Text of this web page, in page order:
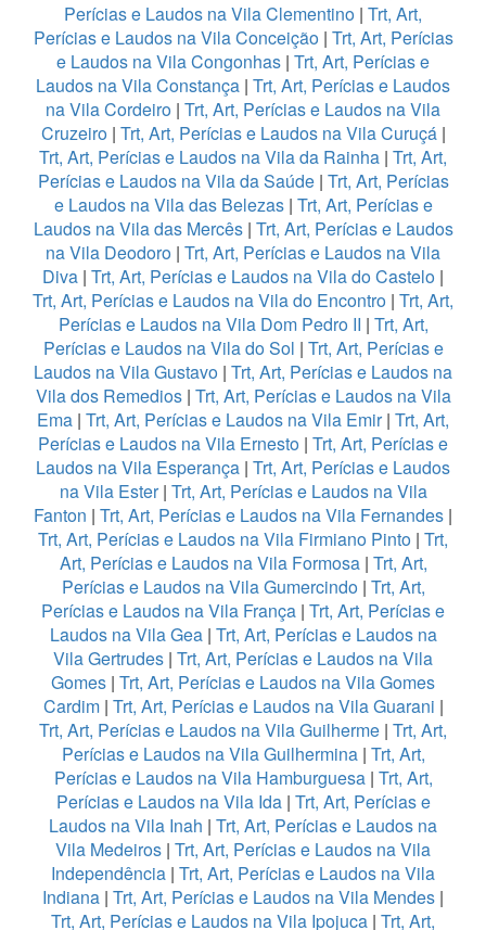
Perícias e Laudos na Vila Clementino | Trt, Art,
Perícias e Laudos na Vila Conceição| Trt, Art, Perícias
e Laudos na Vila Congonhas | Trt, Art, Perícias e
Laudos na Vila Constança | Trt, Art, Perícias e Laudos
na Vila Cordeiro | Trt, Art, Perícias e Laudos na Vila
Cruzeiro | Trt, Art, Perícias e Laudos na Vila Curuçá |
Trt, Art, Perícias e Laudos na Vila da Rainha | Trt, Art,
Perícias e Laudos na Vila da Saúde| Trt, Art, Perícias
e Laudos na Vila das Belezas| Trt, Art, Perícias e
Laudos na Vila das Mercês| Trt, Art, Perícias e Laudos
na Vila Deodoro | Trt, Art, Perícias e Laudos na Vila
Diva | Trt, Art, Perícias e Laudos na Vila do Castelo |
Trt, Art, Perícias e Laudos na Vila do Encontro | Trt, Art,
Perícias e Laudos na Vila Dom Pedro II | Trt, Art,
Perícias e Laudos na Vila do Sol | Trt, Art, Perícias e
Laudos na Vila Gustavo | Trt, Art, Perícias e Laudos na
Vila dos Remedios| Trt, Art, Perícias e Laudos na Vila
Ema | Trt, Art, Perícias e Laudos na Vila Emir| Trt, Art,
Perícias e Laudos na Vila Ernesto | Trt, Art, Perícias e
Laudos na Vila Esperança | Trt, Art, Perícias e Laudos
na Vila Ester| Trt, Art, Perícias e Laudos na Vila
Fanton | Trt, Art, Perícias e Laudos na Vila Fernandes |
Trt, Art, Perícias e Laudos na Vila Firmiano Pinto | Trt,
Art, Perícias e Laudos na Vila Formosa| Trt, Art,
Perícias e Laudos na Vila Gumercindo| Trt, Art,
Perícias e Laudos na Vila França | Trt, Art, Perícias e
Laudos na Vila Gea| Trt, Art, Perícias e Laudos na
Vila Gertrudes | Trt, Art, Perícias e Laudos na Vila
Gomes | Trt, Art, Perícias e Laudos na Vila Gomes
Cardim| Trt, Art, Perícias e Laudos na Vila Guarani |
Trt, Art, Perícias e Laudos na Vila Guilherme | Trt, Art,
Perícias e Laudos na Vila Guilhermina| Trt, Art,
Perícias e Laudos na Vila Hamburguesa| Trt, Art,
Perícias e Laudos na Vila Ida| Trt, Art, Perícias e
Laudos na Vila Inah | Trt, Art, Perícias e Laudos na
Vila Medeiros | Trt, Art, Perícias e Laudos na Vila
Independência | Trt, Art, Perícias e Laudos na Vila
Indiana | Trt, Art, Perícias e Laudos na Vila Mendes |
Trt, Art, Perícias e Laudos na Vila Ipojuca | Trt, Art,